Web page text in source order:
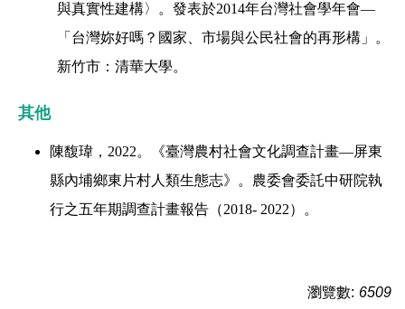
與真實性建構〉 。發表於2014年台灣社會學年會—
「台灣妳好嗎？國家、市場與公民社會的再形構」。
新竹市：清華大學。
其他
陳馥瑋， 2022。《臺灣農村社會文化調查計畫—屏東
縣內埔鄉東片村人類生態志》
。農委會委託中研院執
行之五年期調查計畫報告（2018- 2022）。
瀏覽數: 6509